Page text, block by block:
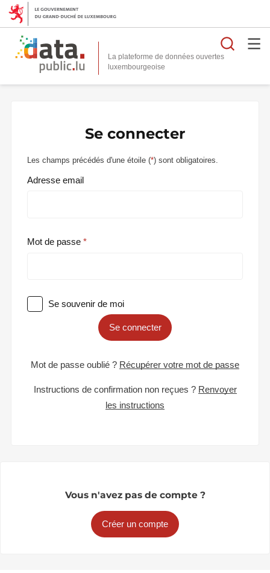
La plateforme de données ouvertes
Se connecter
Les champs précédés d'une étoile (*) sont obligatoires.
Adresse email
Mot de passe
Se souvenir de moi
Se connecter
Mot de passe oublié ? Récupérer votre mot de passe
Instructions de confirmation non reçues ? Renvoyer
les instructions
Vous n'avez pas de compte ?
Créer un compte